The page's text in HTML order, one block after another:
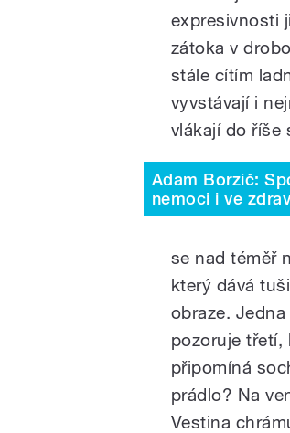
expresivnosti
zátoka v
stále cítím
vyvstávají i
vlákají do říše
Adam Borzič:
nemoci i ve
se nad téměř
který dává
obraze.
pozoruje třetí,
připomíná
prádlo? Na
Vestina